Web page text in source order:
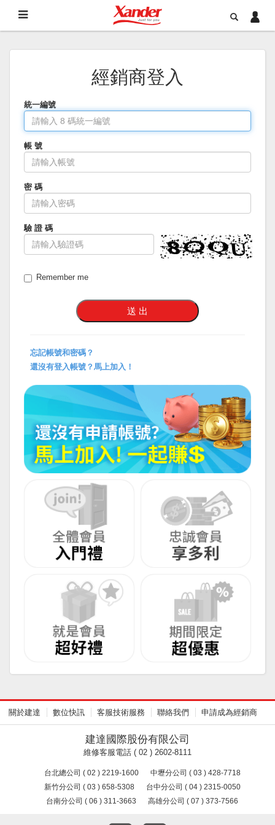
經銷商登入
統一編號
帳 號
密 碼
驗 證 碼
Remember me
忘記帳號和密碼？
還沒有登入帳號？馬上加入！
關於建達 數位快訊 客服技術服務 聯絡我們 申請成為經銷商
建達國際股份有限公司
維修客服電話 ( 02 ) 2602-8111
台北總公司 ( 02 ) 2219-1600
中壢分公司 ( 03 ) 428-7718
新竹分公司 ( 03 ) 658-5308
台中分公司 ( 04 ) 2315-0050
台南分公司 ( 06 ) 311-3663
高雄分公司 ( 07 ) 373-7566